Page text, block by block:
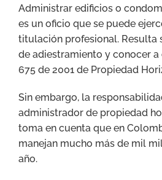
Administrar edificios o
es un oficio que se puede
titulación profesional. Resulta
de adiestramiento y conocer
675 de 2001 de Propiedad
Sin embargo, la
administrador de propiedad
toma en cuenta que en
manejan mucho más de mil
año.